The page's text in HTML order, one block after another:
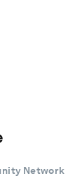
Network